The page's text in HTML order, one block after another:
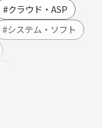
イン受付管理
#クラウド・ASP
#システム・ソフト
ット・デメリット